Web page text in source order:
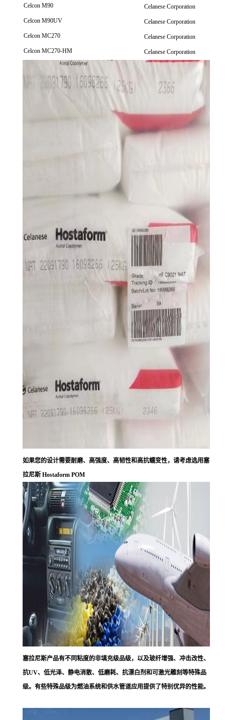
Celcon M90
Celanese Corporation
Celcon M90UV
Celanese Corporation
Celcon MC270
Celanese Corporation
Celcon MC270-HM
Celanese Corporation
如果您的设计需要耐磨、高强度、高韧性和高抗蠕变性，请考虑选用塞
拉尼斯 Hostaform POM
塞拉尼斯产品有不同粘度的非填充级品级，以及玻纤增强、冲击改性、
抗UV、低光泽、静电消散、低磨耗、抗漂白剂和可激光雕刻等特殊品
级。有些特殊品级为燃油系统和供水管道应用提供了特别优异的性能。